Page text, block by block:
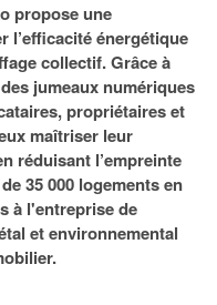
propose une
l’efficacité énergétique
collectif. Grâce à
jumeaux numériques
propriétaires et
maîtriser leur
réduisant l’empreinte
35 000 logements en
à l'entreprise de
et environnemental